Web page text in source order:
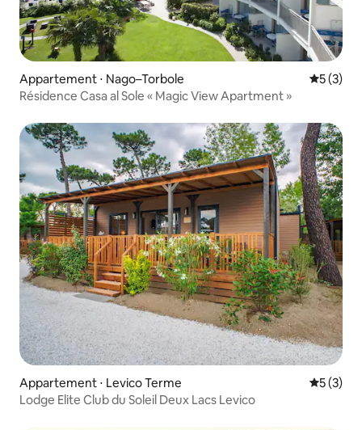
Appartement ⋅ Nago–Torbole
5 (3)
Résidence Casa al Sole « Magic View Apartment »
Appartement ⋅ Levico Terme
5 (3)
Lodge Elite Club du Soleil Deux Lacs Levico